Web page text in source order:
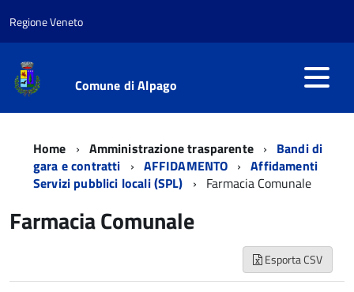
Regione Veneto
Comune di Alpago
Home Amministrazione trasparente
Bandi di
gara e contratti
AFFIDAMENTO
Affidamenti
Servizi pubblici locali (SPL)
Farmacia Comunale
Farmacia Comunale
Esporta CSV